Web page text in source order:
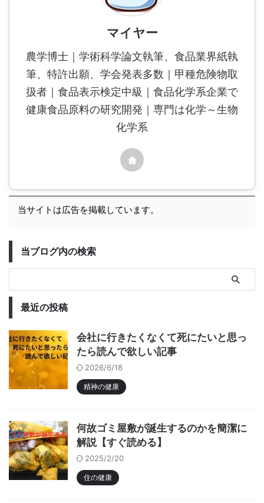
マイヤー
農学博士｜学術科学論文執筆、食品業界紙執
筆、特許出願、学会発表多数｜甲種危険物取
扱者｜食品表示検定中級｜食品化学系企業で
健康食品原料の研究開発｜専門は化学～生物
化学系
当サイトは広告を掲載しています。
当ブログ内の検索
最近の投稿
会社に行きたくなくて死にたいと思っ
たら読んで欲しい記事
2026/6/18
精神の健康
何故ゴミ屋敷が誕生するのかを簡潔に
解説【すぐ読める】
2025/2/20
住の健康